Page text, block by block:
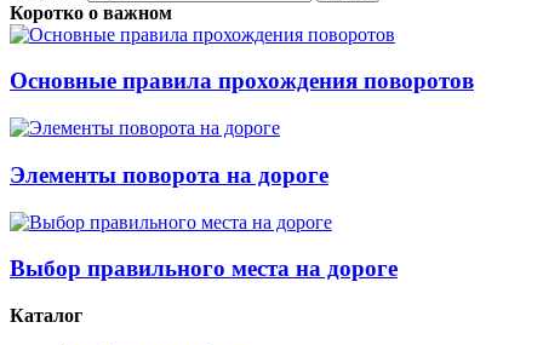
Коротко о важном
Основные правила прохождения поворотов
Элементы поворота на дороге
Выбор правильного места на дороге
Каталог